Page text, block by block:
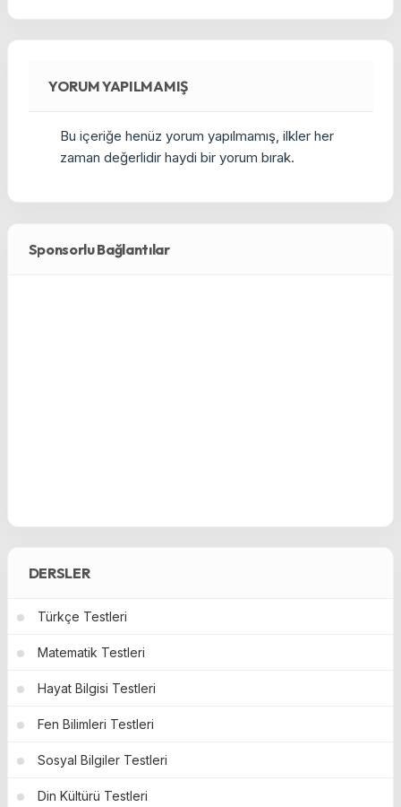
YORUM YAPILMAMIŞ
Bu içeriğe henüz yorum yapılmamış, ilkler her
zaman değerlidir haydi bir yorum bırak.
Sponsorlu Bağlantılar
DERSLER
Türkçe Testleri
Matematik Testleri
Hayat Bilgisi Testleri
Fen Bilimleri Testleri
Sosyal Bilgiler Testleri
Din Kültürü Testleri